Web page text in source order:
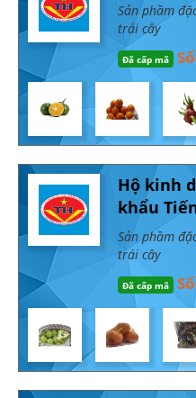
Sản phầm
trái cây
Đã cấp mã
Hộ kinh
khẩu
Sản phầm
trái cây
Đã cấp mã